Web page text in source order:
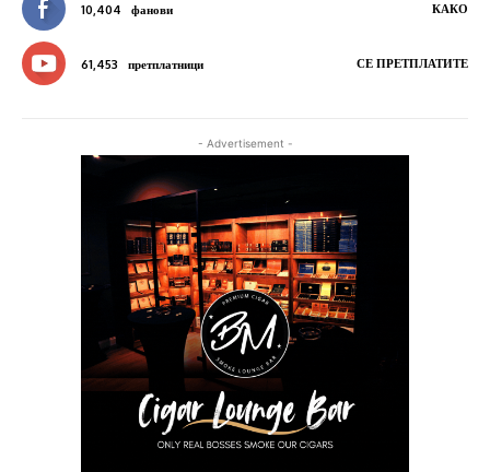
10,404 фанови КАКО
61,453 претплатници СЕ ПРЕТПЛАТИТЕ
- Advertisement -